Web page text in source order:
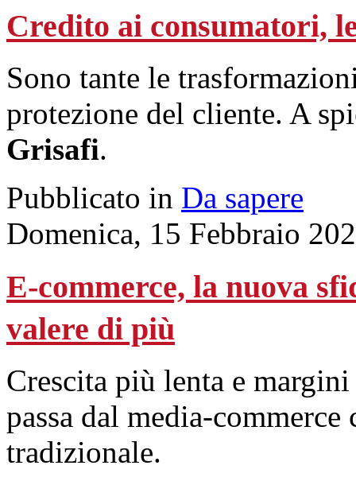
Credito ai consumatori,
Sono tante le
protezione del cliente. A
Grisafi.
Pubblicato in Da sapere
Domenica, 15 Febbraio
E-commerce, la nuova
valere di più
Crescita più lenta e
passa dal media-
tradizionale.